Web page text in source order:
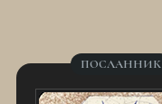
ПОСЛАННИК